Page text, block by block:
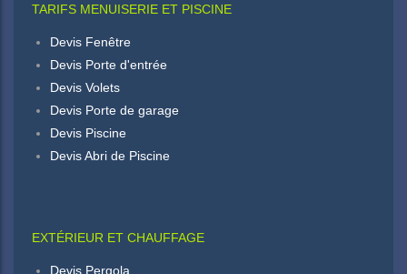
TARIFS MENUISERIE ET PISCINE
Devis Fenêtre
Devis Porte d'entrée
Devis Volets
Devis Porte de garage
Devis Piscine
Devis Abri de Piscine
EXTÉRIEUR ET CHAUFFAGE
Devis Pergola